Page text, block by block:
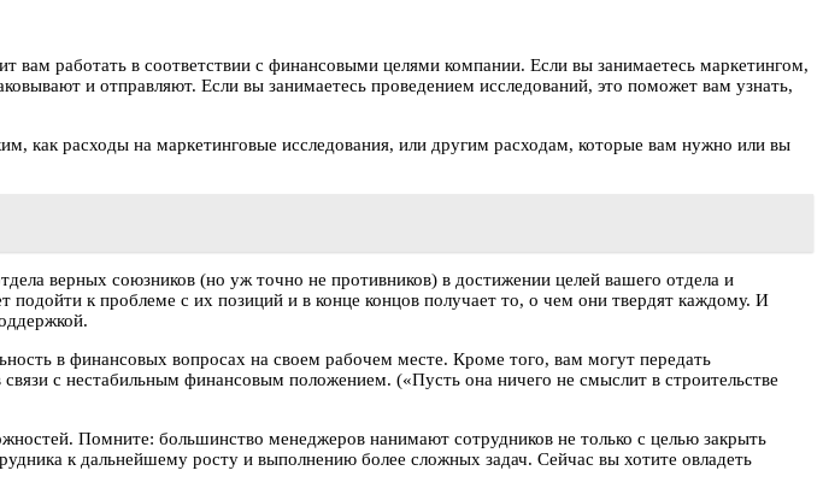
вам работать в соответствии с финансовыми целями компании. Если вы занимаетесь маркетингом,
и отправляют. Если вы занимаетесь проведением исследований, это поможет вам узнать,
как расходы на маркетинговые исследования, или другим расходам, которые вам нужно или вы
верных союзников (но уж точно не противников) в достижении целей вашего отдела и
к проблеме с их позиций и в конце концов получает то, о чем они твердят каждому. И
в финансовых вопросах на своем рабочем месте. Кроме того, вам могут передать
с нестабильным финансовым положением. («Пусть она ничего не смыслит в строительстве
Помните: большинство менеджеров нанимают сотрудников не только с целью закрыть
к дальнейшему росту и выполнению более сложных задач. Сейчас вы хотите овладеть